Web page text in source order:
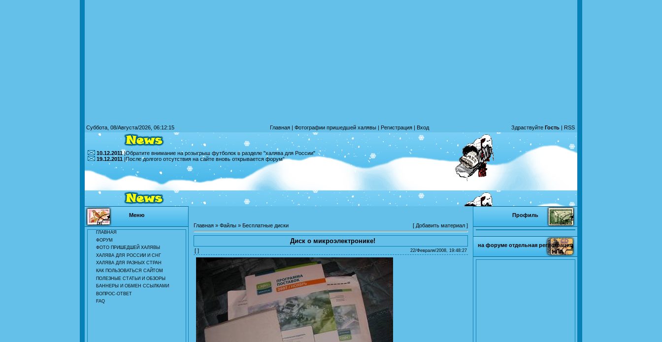
Суббота, 08/Августа/2026, 06:12:15 Главная | Фотографии пришедшей халявы | Регистрация | Вход Здраствуйте Гость | RSS
10.12.2011|Обратите внимание на розыгрыш футболок в разделе "халява для России"
19.12.2011 |После долгого отсутствия на сайте вновь открывается форум"
Меню
ГЛАВНАЯ
ФОРУМ
ФОТО ПРИШЕДШЕЙ ХАЛЯВЫ
ХАЛЯВА ДЛЯ РОССИИ И СНГ
ХАЛЯВА ДЛЯ РАЗНЫХ СТРАН
КАК ПОЛЬЗОВАТЬСЯ САЙТОМ
ПОЛЕЗНЫЕ СТАТЬИ И ОБЗОРЫ
БАННЕРЫ И ОБМЕН ССЫЛКАМИ
ВОПРОС-ОТВЕТ
FAQ
Главная » Файлы » Бесплатные диски [ Добавить материал ]
Диск о микроэлектронике!
[ ] 22/Февраля/2008, 19:48:27
Профиль
на форуме отдельная регистрация